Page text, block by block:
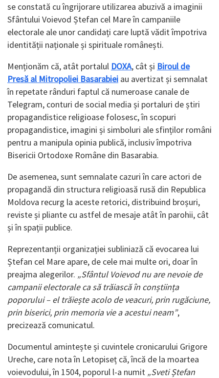
se constată cu îngrijorare utilizarea abuzivă a imaginii
Sfântului Voievod Ștefan cel Mare în campaniile
electorale ale unor candidați care luptă vădit împotriva
identității naționale și spirituale românești.
Menționăm că, atât portalul DOXA, cât și Biroul de
Presă al Mitropoliei Basarabiei au avertizat și semnalat
în repetate rânduri faptul că numeroase canale de
Telegram, conturi de social media și portaluri de știri
propagandistice religioase folosesc, în scopuri
propagandistice, imagini și simboluri ale sfinților români
pentru a manipula opinia publică, inclusiv împotriva
Bisericii Ortodoxe Române din Basarabia.
De asemenea, sunt semnalate cazuri în care actori de
propagandă din structura religioasă rusă din Republica
Moldova recurg la aceste retorici, distribuind broșuri,
reviste și pliante cu astfel de mesaje atât în parohii, cât
și în spații publice.
Reprezentanții organizației subliniază că evocarea lui
Ștefan cel Mare apare, de cele mai multe ori, doar în
preajma alegerilor. „Sfântul Voievod nu are nevoie de
campanii electorale ca să trăiască în conștiința
poporului – el trăiește acolo de veacuri, prin rugăciune,
prin biserici, prin memoria vie a acestui neam”,
precizează comunicatul.
Documentul amintește și cuvintele cronicarului Grigore
Ureche, care nota în Letopiseț că, încă de la moartea
voievodului, în 1504, poporul l-a numit „Sveti Ștefan